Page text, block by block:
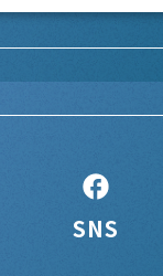
SNS